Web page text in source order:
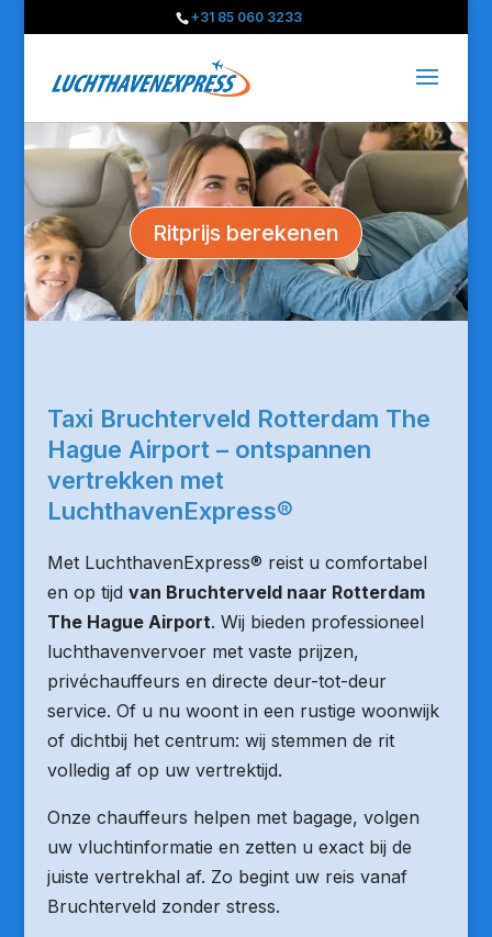
+31 85 060 3233
Ritprijs berekenen
Taxi Bruchterveld Rotterdam The
Hague Airport – ontspannen
vertrekken met
LuchthavenExpress®
Met LuchthavenExpress® reist u comfortabel
en op tijd van Bruchterveld naar Rotterdam
The Hague Airport. Wij bieden professioneel
luchthavenvervoer met vaste prijzen,
privéchauffeurs en directe deur-tot-deur
service. Of u nu woont in een rustige woonwijk
of dichtbij het centrum: wij stemmen de rit
volledig af op uw vertrektijd.
Onze chauffeurs helpen met bagage, volgen
uw vluchtinformatie en zetten u exact bij de
juiste vertrekhal af. Zo begint uw reis vanaf
Bruchterveld zonder stress.